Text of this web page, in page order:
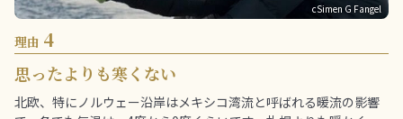
cSimen G Fangel
理由 4
思ったよりも寒くない
北欧、特にノルウェー沿岸はメキシコ湾流と呼ばれる暖流の影響